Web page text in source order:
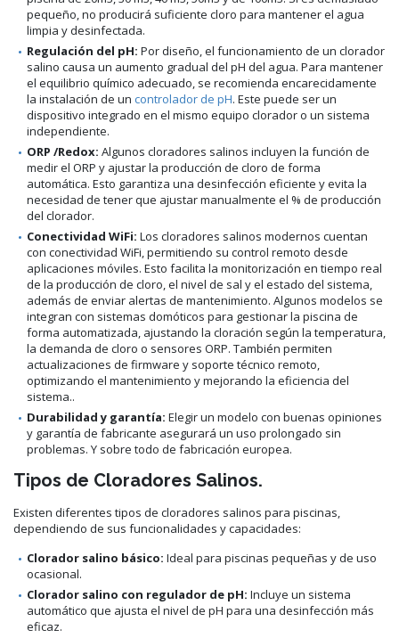
pequeño, no producirá suficiente cloro para mantener el agua
limpia y desinfectada.
Regulación del pH: Por diseño, el funcionamiento de un clorador
salino causa un aumento gradual del pH del agua. Para mantener
el equilibrio químico adecuado, se recomienda encarecidamente
la instalación de un controlador de pH. Este puede ser un
dispositivo integrado en el mismo equipo clorador o un sistema
independiente.
ORP /Redox: Algunos cloradores salinos incluyen la función de
medir el ORP y ajustar la producción de cloro de forma
automática. Esto garantiza una desinfección eficiente y evita la
necesidad de tener que ajustar manualmente el % de producción
del clorador.
Conectividad WiFi: Los cloradores salinos modernos cuentan
con conectividad WiFi, permitiendo su control remoto desde
aplicaciones móviles. Esto facilita la monitorización en tiempo real
de la producción de cloro, el nivel de sal y el estado del sistema,
además de enviar alertas de mantenimiento. Algunos modelos se
integran con sistemas domóticos para gestionar la piscina de
forma automatizada, ajustando la cloración según la temperatura,
la demanda de cloro o sensores ORP. También permiten
actualizaciones de firmware y soporte técnico remoto,
optimizando el mantenimiento y mejorando la eficiencia del
sistema..
Durabilidad y garantía: Elegir un modelo con buenas opiniones
y garantía de fabricante asegurará un uso prolongado sin
problemas. Y sobre todo de fabricación europea.
Tipos de Cloradores Salinos.
Existen diferentes tipos de cloradores salinos para piscinas,
dependiendo de sus funcionalidades y capacidades:
Clorador salino básico: Ideal para piscinas pequeñas y de uso
ocasional.
Clorador salino con regulador de pH: Incluye un sistema
automático que ajusta el nivel de pH para una desinfección más
eficaz.